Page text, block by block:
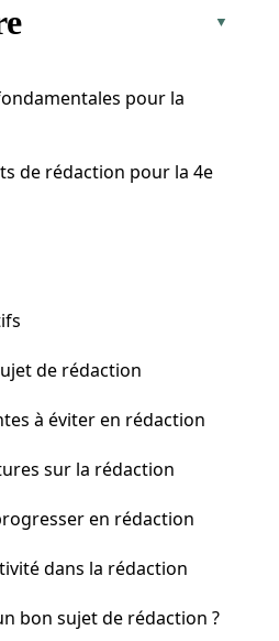
pour la
de rédaction pour la 4e
de rédaction
à éviter en rédaction
sur la rédaction
en rédaction
dans la rédaction
bon sujet de rédaction ?